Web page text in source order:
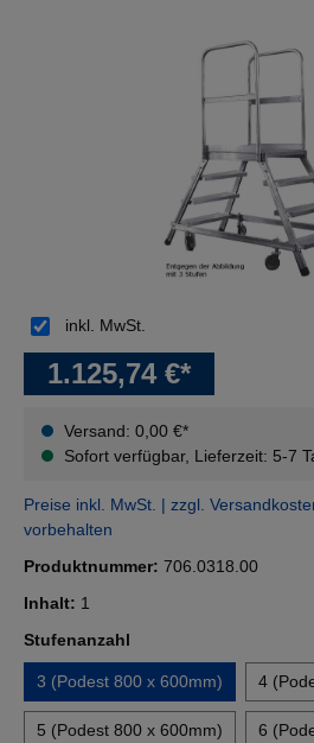
1.125,74 €*
Versand: 0,00 €*
Sofort verfügbar, Lieferzeit: 5-7
inkl. MwSt.
Preise inkl. MwSt. | zzgl.
vorbehalten
Produktnummer: 706.0318.00
Inhalt: 1
Stufenanzahl
3 (Podest 800 x 600mm) 4
5 (Podest 800 x 600mm) 6